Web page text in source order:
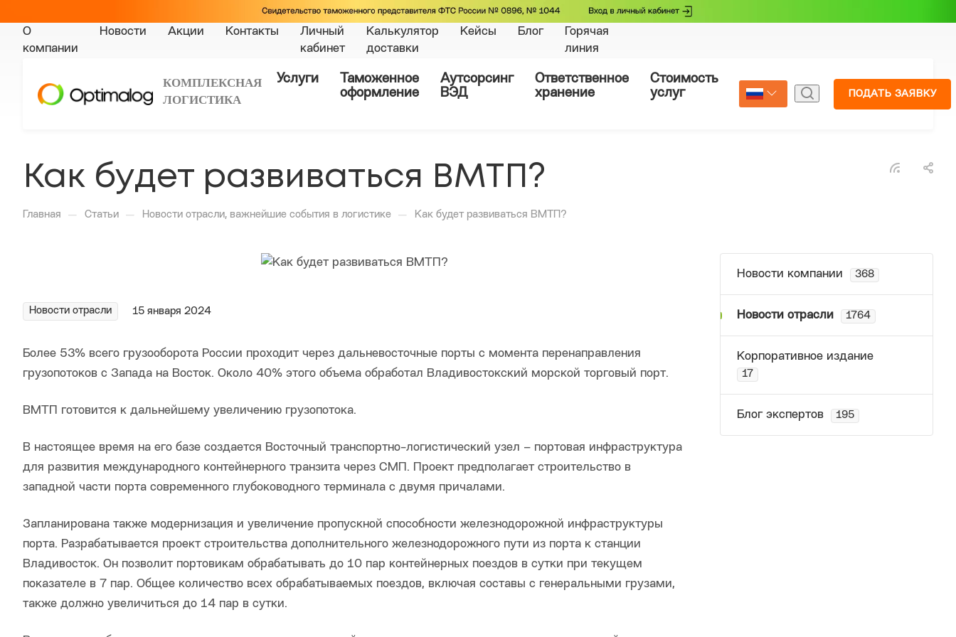
О
компании
Новости Акции Контакты
Личный
кабинет
Калькулятор
доставки
Кейсы Блог
Горячая
линия
КОМПЛЕКСНАЯ
ЛОГИСТИКА
Услуги
Таможенное
оформление
Аутсорсинг
ВЭД
Ответственное
хранение
Стоимость
услуг
Страхование
ПОДАТЬ ЗАЯВКУ
Как будет развиваться ВМТП?
Главная — Статьи — Новости отрасли, важнейшие события в логистике — Как будет развиваться ВМТП?
Новости отрасли 15 января 2024
Более 53% всего грузооборота России проходит через дальневосточные порты с момента перенаправления
грузопотоков с Запада на Восток. Около 40% этого объема обработал Владивостокский морской торговый порт.
ВМТП готовится к дальнейшему увеличению грузопотока.
В настоящее время на его базе создается Восточный транспортно-логистический узел – портовая инфраструктура
для развития международного контейнерного транзита через СМП. Проект предполагает строительство в
западной части порта современного глубоководного терминала с двумя причалами.
Запланирована также модернизация и увеличение пропускной способности железнодорожной инфраструктуры
порта. Разрабатывается проект строительства дополнительного железнодорожного пути из порта к станции
Владивосток. Он позволит портовикам обрабатывать до 10 пар контейнерных поездов в сутки при текущем
показателе в 7 пар. Общее количество всех обрабатываемых поездов, включая составы с генеральными грузами,
также должно увеличиться до 14 пар в сутки.
Новости компании 368
Новости отрасли 1764
Корпоративное издание
17
Блог экспертов 195